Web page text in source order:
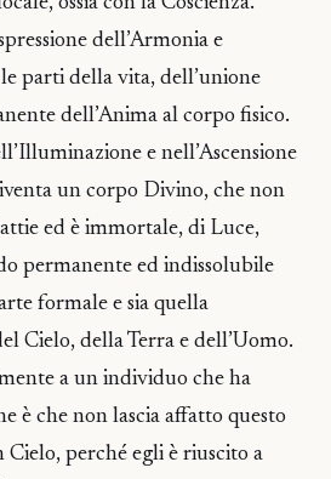
dell’Armonia e
parti della vita, dell’unione
dell’Anima al corpo fisico.
e nell’Ascensione
un corpo Divino, che non
ed è immortale, di Luce,
permanente ed indissolubile
formale e sia quella
Cielo, della Terra e dell’Uomo.
a un individuo che ha
è che non lascia affatto questo
perché egli è riuscito a